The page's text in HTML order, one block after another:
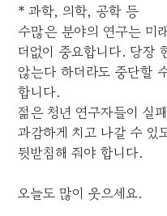
* 과학, 의학, 공학 등
수많은 분야의 연구는 미
더없이 중요합니다. 당장
않는다 하더라도 중단할
합니다.
젊은 청년 연구자들이 실
과감하게 치고 나갈 수 있
뒷받침해 줘야 합니다.
오늘도 많이 웃으세요.